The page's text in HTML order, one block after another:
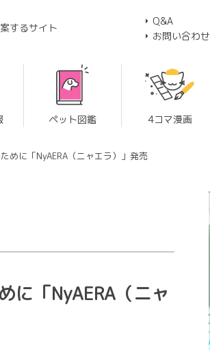
するサイト
Q&A
お問い合わせ
ペット図鑑 4コマ漫画
めに「NyAERA（ニャエラ）」発売
に「NyAERA（ニャ